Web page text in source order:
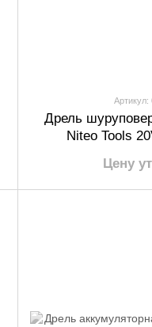
Артикул:
Дрель
Niteo Tools
Цену